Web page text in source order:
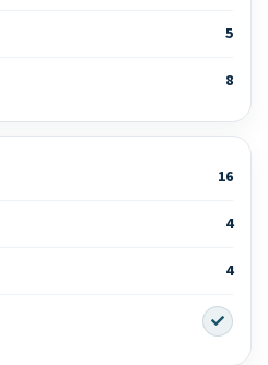
5
8
16
4
4
Yes